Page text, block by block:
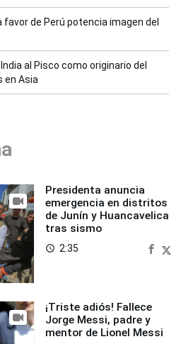
favor de Perú potencia imagen del
al Pisco como originario del
en Asia
Presidenta anuncia
emergencia en distritos
de Junín y Huancavelica
tras sismo
access_time 2:35
¡Triste adiós! Fallece
Jorge Messi, padre y
mentor de Lionel Messi